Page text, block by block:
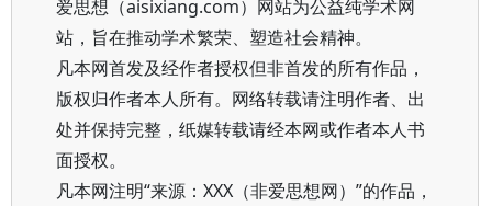
爱思想（aisixiang.com）网站为公益纯学术网
站，旨在推动学术繁荣、塑造社会精神。
凡本网首发及经作者授权但非首发的所有作品，
版权归作者本人所有。网络转载请注明作者、出
处并保持完整，纸媒转载请经本网或作者本人书
面授权。
凡本网注明“来源：XXX（非爱思想网）”的作品，